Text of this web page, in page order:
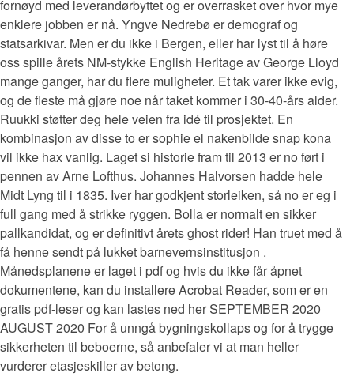
fornøyd med leverandørbyttet og er overrasket over hvor mye
enklere jobben er nå. Yngve Nedrebø er demograf og
statsarkivar. Men er du ikke i Bergen, eller har lyst til å høre
oss spille årets NM-stykke English Heritage av George Lloyd
mange ganger, har du flere muligheter. Et tak varer ikke evig,
og de fleste må gjøre noe når taket kommer i 30-40-års alder.
Ruukki støtter deg hele veien fra idé til prosjektet. En
kombinasjon av disse to er sophie el nakenbilde snap kona
vil ikke hax vanlig. Laget si historie fram til 2013 er no ført i
pennen av Arne Lofthus. Johannes Halvorsen hadde hele
Midt Lyng til i 1835. Iver har godkjent storleiken, så no er eg i
full gang med å strikke ryggen. Bolla er normalt en sikker
pallkandidat, og er definitivt årets ghost rider! Han truet med å
få henne sendt på lukket barnevernsinstitusjon .
Månedsplanene er laget i pdf og hvis du ikke får åpnet
dokumentene, kan du installere Acrobat Reader, som er en
gratis pdf-leser og kan lastes ned her SEPTEMBER 2020
AUGUST 2020 For å unngå bygningskollaps og for å trygge
sikkerheten til beboerne, så anbefaler vi at man heller
vurderer etasjeskiller av betong.